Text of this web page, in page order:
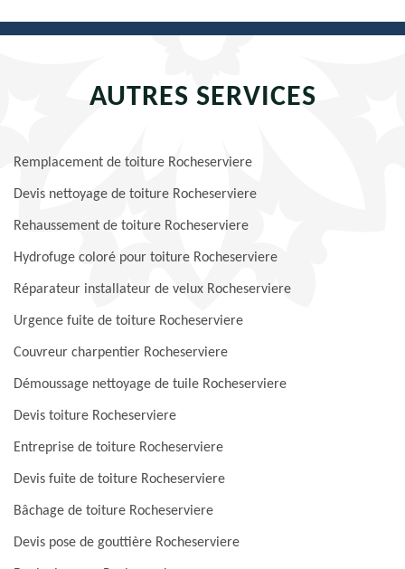
AUTRES SERVICES
Remplacement de toiture Rocheserviere
Devis nettoyage de toiture Rocheserviere
Rehaussement de toiture Rocheserviere
Hydrofuge coloré pour toiture Rocheserviere
Réparateur installateur de velux Rocheserviere
Urgence fuite de toiture Rocheserviere
Couvreur charpentier Rocheserviere
Démoussage nettoyage de tuile Rocheserviere
Devis toiture Rocheserviere
Entreprise de toiture Rocheserviere
Devis fuite de toiture Rocheserviere
Bâchage de toiture Rocheserviere
Devis pose de gouttière Rocheserviere